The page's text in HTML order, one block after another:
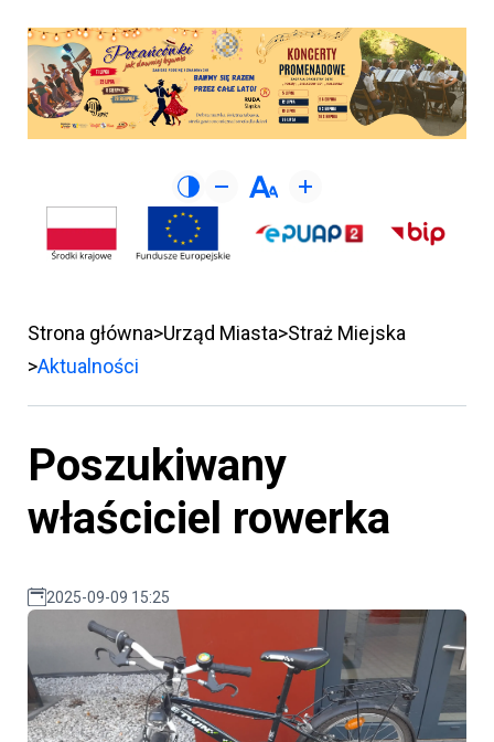
Strona główna Urząd Miasta Straż Miejska
Aktualności
Poszukiwany
właściciel rowerka
2025-09-09 15:25